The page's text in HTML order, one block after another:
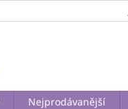
Nejprodávanější